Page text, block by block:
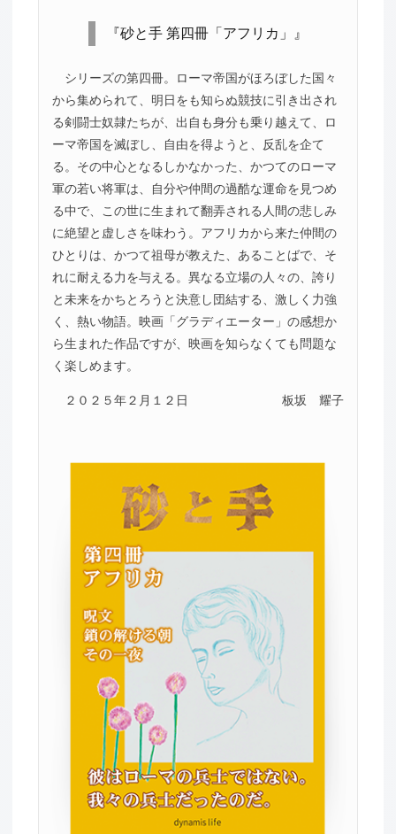
『砂と手 第四冊「アフリカ」』
シリーズの第四冊。ローマ帝国がほろぼした国々
から集められて、明日をも知らぬ競技に引き出され
る剣闘士奴隷たちが、出自も身分も乗り越えて、ロ
ーマ帝国を滅ぼし、自由を得ようと、反乱を企て
る。その中心となるしかなかった、かつてのローマ
軍の若い将軍は、自分や仲間の過酷な運命を見つめ
る中で、この世に生まれて翻弄される人間の悲しみ
に絶望と虚しさを味わう。アフリカから来た仲間の
ひとりは、かつて祖母が教えた、あることばで、そ
れに耐える力を与える。異なる立場の人々の、誇り
と未来をかちとろうと決意し団結する、激しく力強
く、熱い物語。映画「グラディエーター」の感想か
ら生まれた作品ですが、映画を知らなくても問題な
く楽しめます。
２０２５年２月１２日 板坂 耀子